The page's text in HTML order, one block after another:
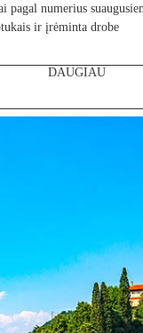
pagal numerius
ir įrėminta drobe
DAUGIAU